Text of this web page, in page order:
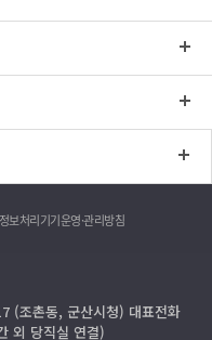
보처리기기운영·관리방침
(조촌동, 군산시청) 대표전화
외 당직실 연결)